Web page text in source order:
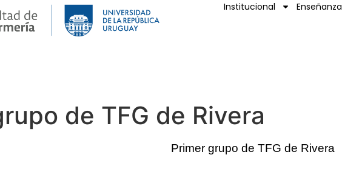
Institucional Enseñanza
de TFG de Rivera
Primer grupo de TFG de Rivera